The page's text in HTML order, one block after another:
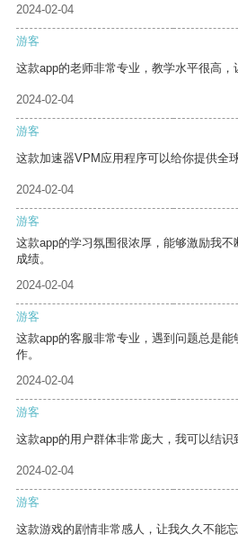
2024-02-04
游客
这款app的老师非常专业，教学水平很高，
2024-02-04
游客
这款加速器VPM应用程序可以给你提供全
2024-02-04
游客
这款app的学习氛围很浓厚，能够激励我
成绩。
2024-02-04
游客
这款app的客服非常专业，遇到问题总是
作。
2024-02-04
游客
这款app的用户群体非常庞大，我可以结识
2024-02-04
游客
这款游戏的剧情非常感人，让我久久不能忘